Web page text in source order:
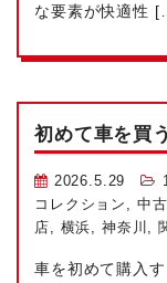
な要素が快適性
初めて車を買
2026.5.29
コレクション
中
店
横浜 神奈川
車を初めて購入